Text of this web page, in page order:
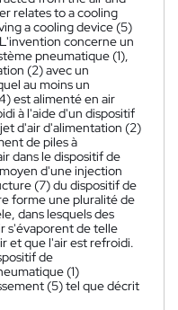
relates to a cooling
a cooling device (5)
L'invention concerne un
pneumatique (1),
(2) avec un
au moins un
est alimenté en air
à l'aide d'un dispositif
d'air d'alimentation (2)
de piles à
dans le dispositif de
d'une injection
(7) du dispositif de
forme une pluralité de
dans lesquels des
s'évaporent de telle
et que l'air est refroidi.
de
(1)
(5) tel que décrit